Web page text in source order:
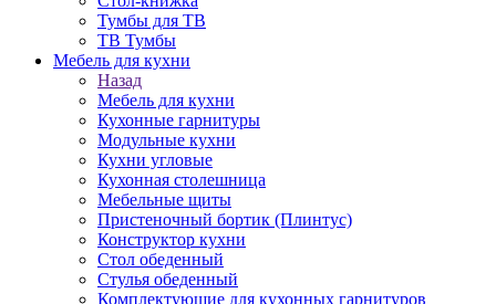
Тумбы для ТВ
ТВ Тумбы
Мебель для кухни
Назад
Мебель для кухни
Кухонные гарнитуры
Модульные кухни
Кухни угловые
Кухонная столешница
Мебельные щиты
Пристеночный бортик (Плинтус)
Конструктор кухни
Стол обеденный
Стулья обеденный
Комплектующие для кухонных гарнитуров